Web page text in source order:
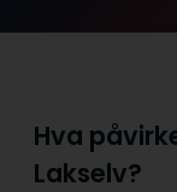
Hva
Lakselv?